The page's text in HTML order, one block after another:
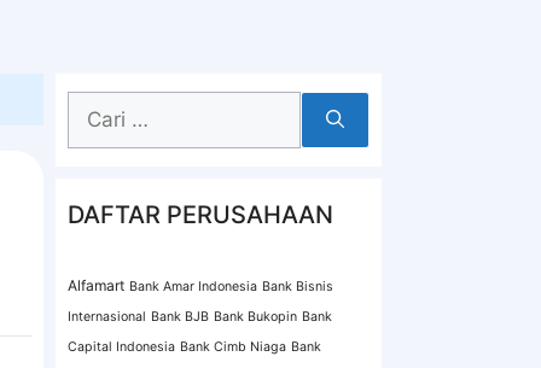
Cari
DAFTAR PERUSAHAAN
Alfamart Bank Amar Indonesia Bank Bisnis
Internasional Bank BJB Bank Bukopin Bank
Capital Indonesia Bank Cimb Niaga Bank